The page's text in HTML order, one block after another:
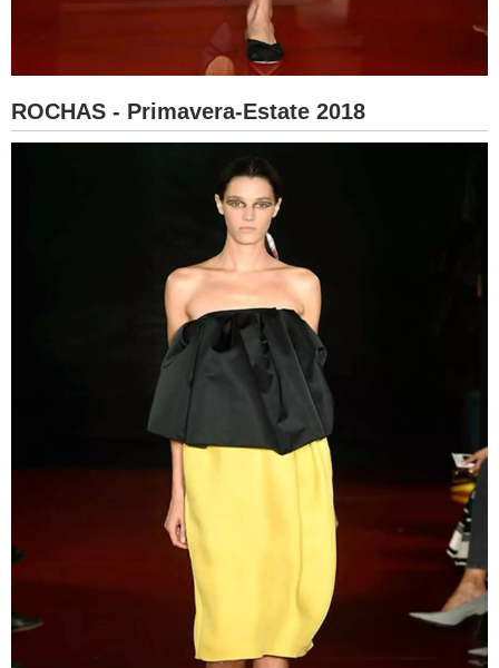
ROCHAS - Primavera-Estate 2018